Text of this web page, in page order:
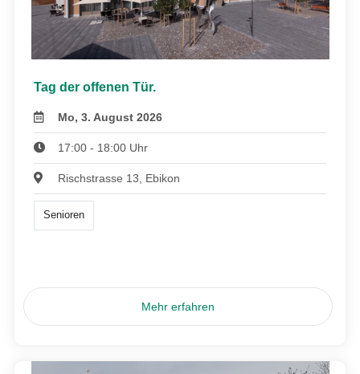
Tag der offenen Tür.
Mo, 3. August 2026
17:00 - 18:00 Uhr
Rischstrasse 13, Ebikon
Senioren
Mehr erfahren